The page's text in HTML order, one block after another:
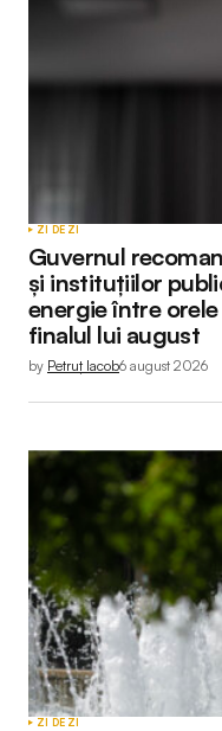
ZI DE ZI
Guvernul
și instituțiilor
energie între
finalul lui august
by Petruț Iacob6 august 2026
ZI DE ZI